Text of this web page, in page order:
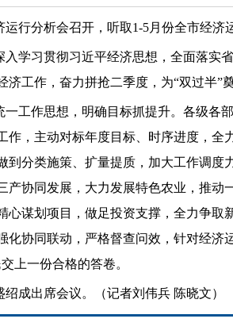
运行分析会召开，听取1-5月份全市经
入学习贯彻习近平经济思想，全面落实
济工作，奋力拼抢二季度，为“双过半”
一工作思想，明确目标抓提升。各级各
作，主动对标年度目标、时序进度，
到分类施策、扩量提质，加大工作调
产协同发展，大力发展特色农业，推
心谋划项目，做足投资支撑，全力争
化协同联动，严格督查问效，针对经
上一份合格的答卷。
成出席会议。（记者刘伟兵 陈晓文）